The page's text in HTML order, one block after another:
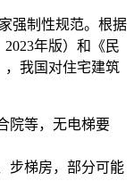
强制性规范。根据
2023年版）和《民
，我国对住宅建筑
院等，无电梯要
步梯房，部分可能